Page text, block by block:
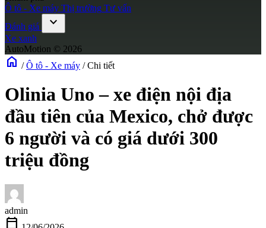
Ô tô - Xe máy Thị trường Tư vấn
Đánh giá
expand_more
Xe xanh
AutoMotion © 2026
home / Ô tô - Xe máy / Chi tiết
Olinia Uno – xe điện nội địa
đầu tiên của Mexico, chở được
6 người và có giá dưới 300
triệu đồng
admin
calendar_today